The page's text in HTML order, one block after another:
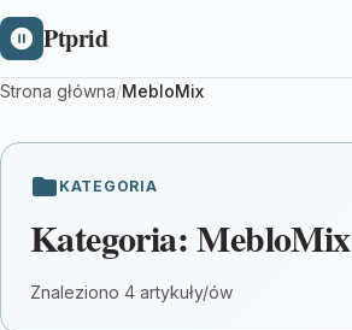
Ptprid
Strona główna/MebloMix
KATEGORIA
Kategoria:MebloMix
Znaleziono 4 artykuły/ów